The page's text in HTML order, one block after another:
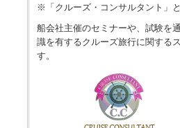
※「クルーズ・コンサルタント」
船会社主催のセミナーや、試験を
識を有するクルーズ旅行に関する
す。